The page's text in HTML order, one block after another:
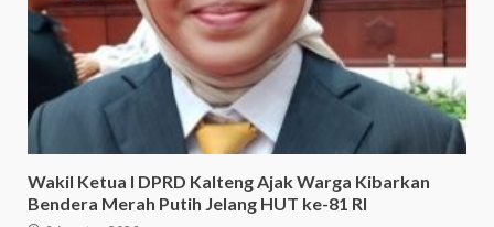
Wakil Ketua I DPRD Kalteng Ajak Warga Kibarkan
Bendera Merah Putih Jelang HUT ke-81 RI